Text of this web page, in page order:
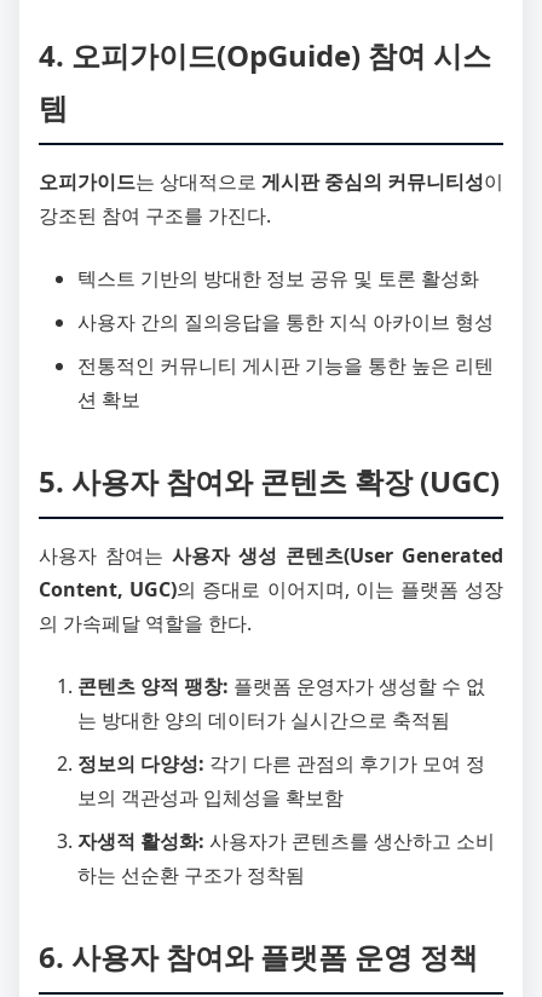
4. 오피가이드(OpGuide) 참여 시스
템
오피가이드는 상대적으로 게시판 중심의 커뮤니티성이
강조된 참여 구조를 가진다.
텍스트 기반의 방대한 정보 공유 및 토론 활성화
사용자 간의 질의응답을 통한 지식 아카이브 형성
전통적인 커뮤니티 게시판 기능을 통한 높은 리텐
션 확보
5. 사용자 참여와 콘텐츠 확장 (UGC)
사용자 참여는 사용자 생성 콘텐츠(User Generated
Content, UGC)의 증대로 이어지며, 이는 플랫폼 성장
의 가속페달 역할을 한다.
콘텐츠 양적 팽창: 플랫폼 운영자가 생성할 수 없
는 방대한 양의 데이터가 실시간으로 축적됨
정보의 다양성: 각기 다른 관점의 후기가 모여 정
보의 객관성과 입체성을 확보함
자생적 활성화: 사용자가 콘텐츠를 생산하고 소비
하는 선순환 구조가 정착됨
6. 사용자 참여와 플랫폼 운영 정책